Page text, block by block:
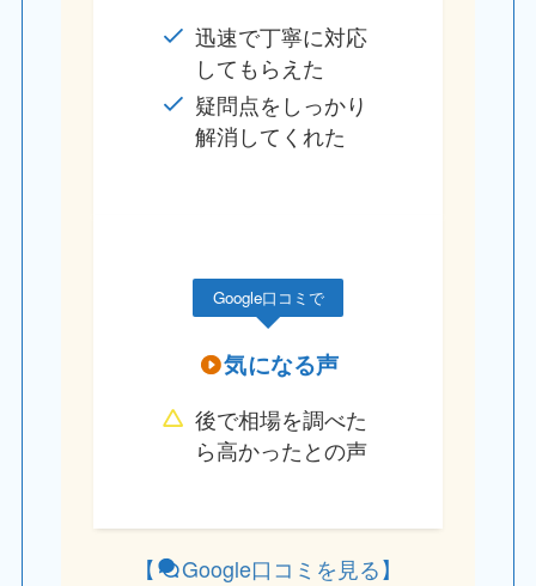
迅速で丁寧に対応
してもらえた
疑問点をしっかり
解消してくれた
Google口コミで
気になる声
後で相場を調べた
ら高かったとの声
【 Google口コミを見る】